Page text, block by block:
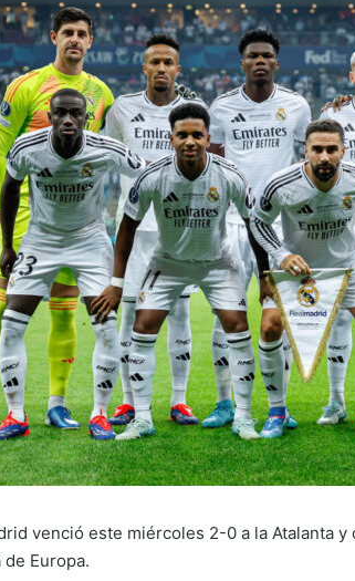
venció este miércoles 2-0 a la Atalanta
Europa.